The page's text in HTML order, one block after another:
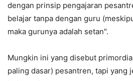
dengan prinsip pengajaran
belajar tanpa dengan guru
maka gurunya adalah setan".
Mungkin ini yang disebut
paling dasar) pesantren, tapi yang